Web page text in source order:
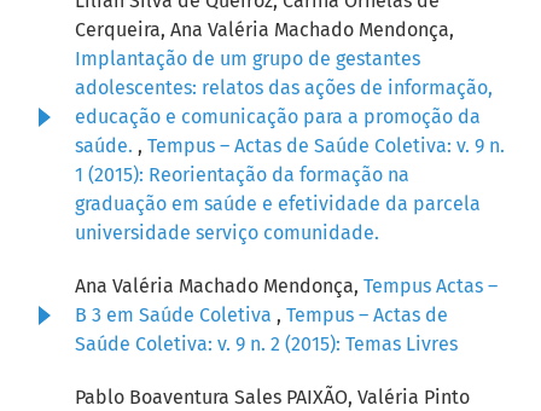
Cerqueira, Ana Valéria Machado Mendonça,
Implantação de um grupo de gestantes
adolescentes: relatos das ações de informação,
educação e comunicação para a promoção da
saúde. , Tempus – Actas de Saúde Coletiva: v. 9 n.
1 (2015): Reorientação da formação na
graduação em saúde e efetividade da parcela
universidade serviço comunidade.
Ana Valéria Machado Mendonça, Tempus Actas –
B 3 em Saúde Coletiva , Tempus – Actas de
Saúde Coletiva: v. 9 n. 2 (2015): Temas Livres
Pablo Boaventura Sales PAIXÃO, Valéria Pinto